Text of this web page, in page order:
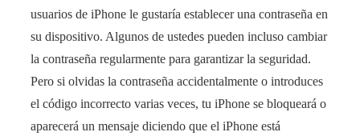
usuarios de iPhone le gustaría establecer una contraseña en
su dispositivo. Algunos de ustedes pueden incluso cambiar
la contraseña regularmente para garantizar la seguridad.
Pero si olvidas la contraseña accidentalmente o introduces
el código incorrecto varias veces, tu iPhone se bloqueará o
aparecerá un mensaje diciendo que el iPhone está